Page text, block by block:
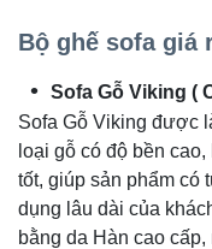
Bộ ghế sofa giá
Sofa Gỗ Viking (
Sofa Gỗ Viking được
loại gỗ có độ bền
tốt, giúp sản phẩm có
dụng lâu dài của
bằng da Hàn cao